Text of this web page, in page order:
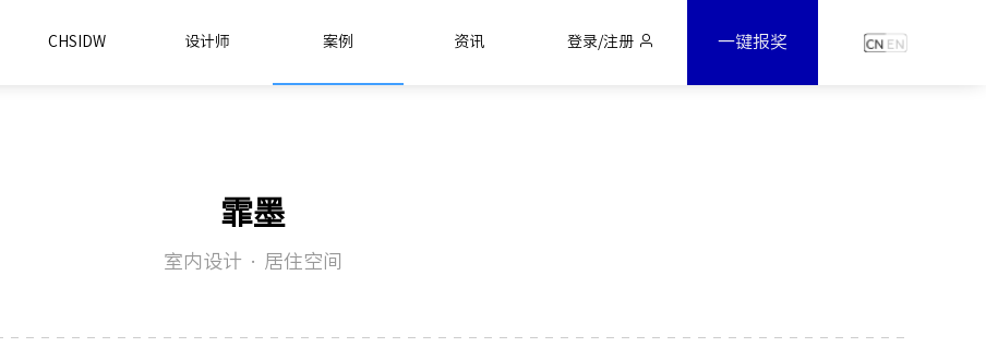
CHSIDW 设计师 案例 资讯 登录/注册 一键报奖
霏墨
室内设计 · 居住空间